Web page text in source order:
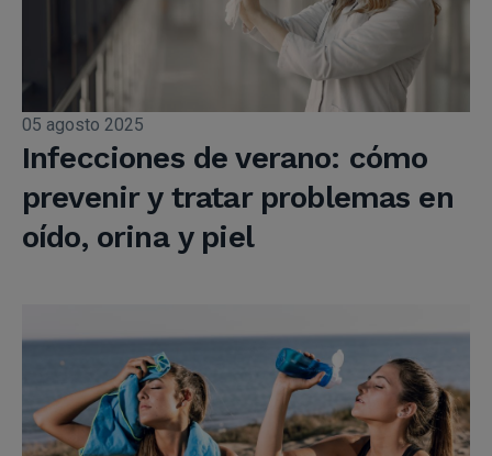
05 agosto 2025
Infecciones de verano: cómo
prevenir y tratar problemas en
oído, orina y piel